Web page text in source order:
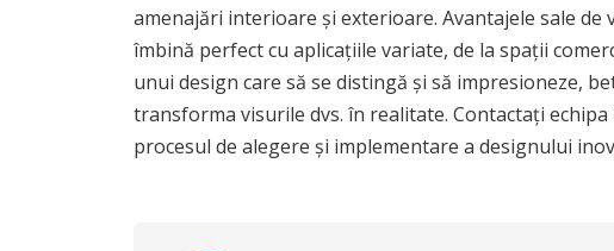
amenajări interioare și exterioare. Avantajele sale
îmbină perfect cu aplicațiile variate, de la spații
unui design care să se distingă și să impresioneze,
transforma visurile dvs. în realitate. Contactați
procesul de alegere și implementare a designului